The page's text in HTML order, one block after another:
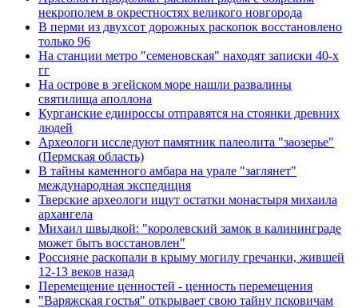
некрополем в окрестностях великого новгорода
В перми из двухсот дорожных раскопок восстановлено
только 96
На станции метро "семеновская" находят записки 40-х
гг
На острове в эгейском море нашли развалины
святилища аполлона
Курганские единроссы отправятся на стоянки древних
людей
Археологи исследуют памятник палеолита "заозерье"
(Пермская область)
В тайны каменного амбара на урале "заглянет"
международная экспедиция
Тверские археологи ищут остатки монастыря михаила
архангела
Михаил швыдкой: "королевский замок в калининграде
может быть восстановлен"
Россияне раскопали в крыму могилу гречанки, жившей
12-13 веков назад
Перемещение ценностей - ценность перемещения
"Варяжская гостья" открывает свою тайну псковичам